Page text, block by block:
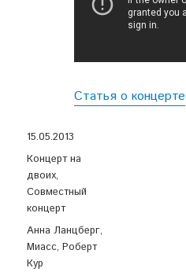
Статья о концерте
Опубликовано
15.05.2013
Рубрики
Концерт на
двоих,
Совместный
концерт
Метки
Анна Ланцберг,
Миасс,Роберт
Кур